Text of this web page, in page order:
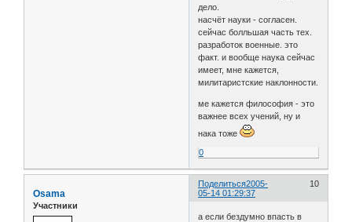
дело.
насчёт науки - согласен.
сейчас болльшая часть тех.
разработок военные. это
факт. и вообще наука сейчас
имеет, мне кажется,
милитаристские наклонности.
ме кажется философия - это
важнее всех учений, ну и
нака тоже
0
Поделиться 10
2005-
05-14 01:29:37
Osama
Участники
а если бездумно впасть в